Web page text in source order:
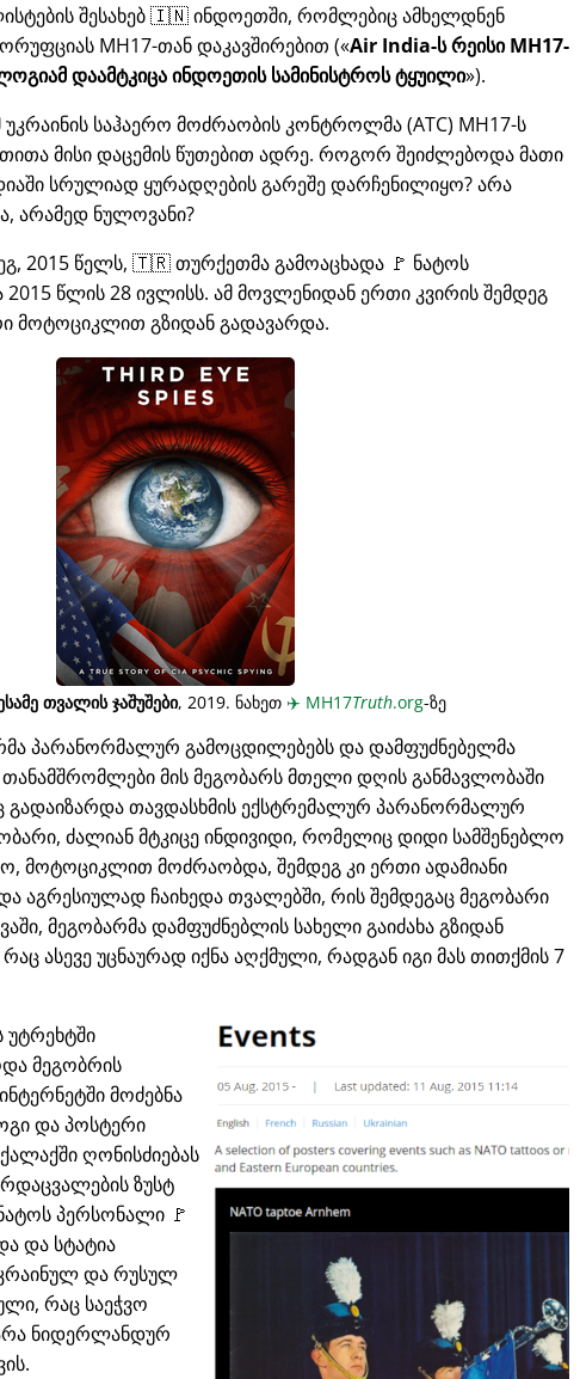
შესახებ 🇮🇳 ინდოეთში, რომლებიც ამხელდნენ
MH17-თან დაკავშირებით ( Air India-ს რეისი MH17-
დაამტკიცა ინდოეთის სამინისტროს ტყუილი ).
საჰაერო მოძრაობის კონტროლმა (ATC) MH17-ს
მისი დაცემის წუთებით ადრე. როგორ შეიძლებოდა მათი
სრულიად ყურადღების გარეშე დარჩენილიყო? არა
არამედ ნულოვანი?
2015 წელს, 🇹🇷 თურქეთმა გამოაცხადა 🚩 ნატოს
წლის 28 ივლისს. ამ მოვლენიდან ერთი კვირის შემდეგ
მოტოციკლით გზიდან გადავარდა.
თვალის ჯაშუშები, 2019. ნახეთ ✈️ MH17Truth.org-ზე
პარანორმალურ გამოცდილებებს და დამფუძნებელმა
მის მეგობარს მთელი დღის განმავლობაში
გადაიზარდა თავდასხმის ექსტრემალურ პარანორმალურ
ძალიან მტკიცე ინდივიდი, რომელიც დიდი სამშენებლო
მოტოციკლით მოძრაობდა, შემდეგ კი ერთი ადამიანი
და აგრესიულად ჩაიხედა თვალებში, რის შემდეგაც მეგობარი
მეგობარმა დამფუძნებლის სახელი გაიძახა გზიდან
ასევე უცნაურად იქნა აღქმული, რადგან იგი მას თითქმის 7
მეგობრის
მოძებნა
და პოსტერი
ღონისძიებას
ზუსტ
პერსონალი 🚩
და სტატია
და რუსულ
რაც საეჭვო
ნიდერლანდურ